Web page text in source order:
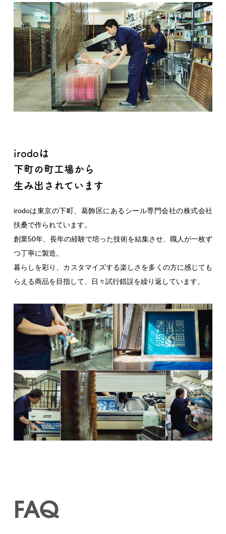
irodoは
下町の町工場から
生み出されています
irodoは東京の下町、葛飾区にあるシール専門会社の株式会社
扶桑で作られています。
創業50年、長年の経験で培った技術を結集させ、職人が一枚ず
つ丁寧に製造。
暮らしを彩り、カスタマイズする楽しさを多くの方に感じても
らえる商品を目指して、日々試行錯誤を繰り返しています。
FAQ